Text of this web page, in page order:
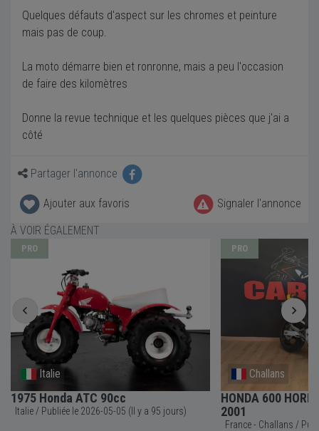
Quelques défauts d'aspect sur les chromes et peinture
mais pas de coup.
La moto démarre bien et ronronne, mais a peu l'occasion
de faire des kilomètres
Donne la revue technique et les quelques pièces que j'ai a
côté
Partager l'annonce
Ajouter aux favoris
Signaler l'annonce
À VOIR ÉGALEMENT
PRO
Italie
1975 Honda ATC 90cc
Italie / Publiée le 2026-05-05 (Il y a 95 jours)
PRO
Challans
HONDA 600
2001
France - Challans / Publiée le 2026-07-23 (Il y a